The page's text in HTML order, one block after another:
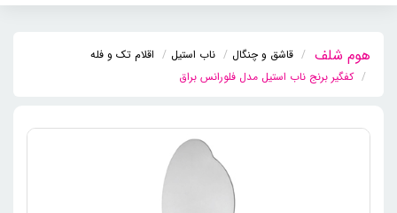
قاشق و چنگال ناب استیل
اقلام تک و فله
کفگیر برنج ناب استیل مدل فلورانس براق